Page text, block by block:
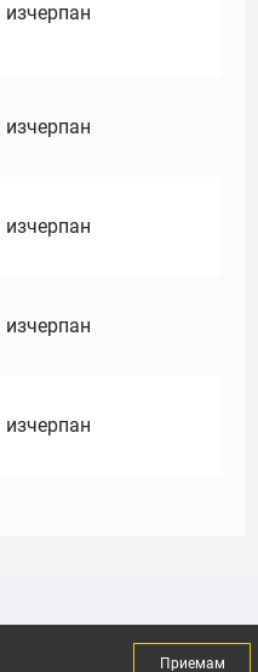
изчерпан
изчерпан
изчерпан
изчерпан
изчерпан
Приемам